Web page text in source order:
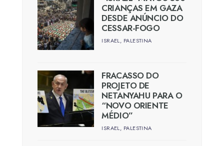
CRIANÇAS EM GAZA
DESDE ANÚNCIO DO
CESSAR-FOGO
ISRAEL, PALESTINA
FRACASSO DO
PROJETO DE
NETANYAHU PARA O
“NOVO ORIENTE
MÉDIO”
ISRAEL, PALESTINA